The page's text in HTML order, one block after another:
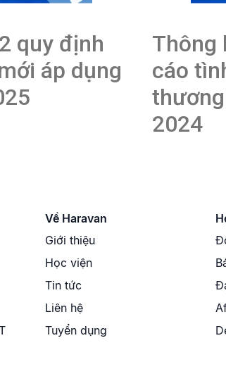
quy định
áp dụng
Thông
cáo
2024
Về Haravan
Giới thiệu
Học viện
Tin tức
Liên hệ
Tuyển dụng